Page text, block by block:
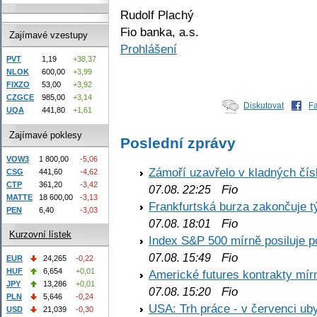
Rudolf Plachý
Fio banka, a.s.
Prohlášení
Diskutovat
Poslední zprávy
Zámoří uzavřelo v kladných
07.08. 22:25 Fio
Frankfurtská burza zakončuje
07.08. 18:01
Fio
Index S&P 500 mírně posiluje
07.08. 15:49 Fio
Americké futures kontrakty
07.08. 15:20 Fio
USA: Trh práce - v červenci
Zajímavé vzestupy
PVT 1,19
+38,37
NLOK
600,00
+3,99
FIXZO
53,00
+3,92
CZGCE
985,00
+3,14
UQA
441,80 +1,61
Zajímavé poklesy
VOW3 1 800,00
-5,06
CSG
441,60
-4,62
CTP
361,20
-3,42
MATTE
18 600,00
-3,13
PEN
6,40 -3,03
Kurzovní lístek
EUR 24,265
-0,22
HUF
6,654
+0,01
JPY
13,286
+0,01
PLN
5,646
-0,24
USD
21,039 -0,30